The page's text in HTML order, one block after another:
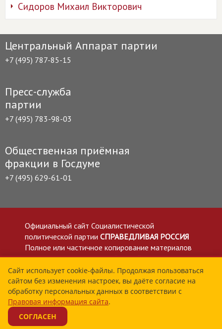
Сидоров Михаил Викторович
Центральный Аппарат партии
+7 (495) 787-85-15
Пресс-служба
партии
+7 (495) 783-98-03
Общественная приёмная
фракции в Госдуме
+7 (495) 629-61-01
Официальный сайт Социалистической
политической партии СПРАВЕДЛИВАЯ РОССИЯ
Полное или частичное копирование материалов
приветствуется со ссылкой на сайт spravedlivo.ru
Политика в отношении обработки персональных
данных
Все материалы сайта spravedlivo.ru доступны по
лицензии Creative Commons Attribution 4.0 International
Сайт использует cookie-файлы. Продолжая пользоваться
сайтом без изменения настроек, вы даёте согласие на
обработку персональных данных в соответствии с
Правовая информация сайта.
СОГЛАСЕН